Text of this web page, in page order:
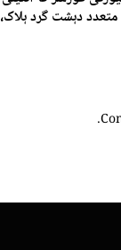
دہشت گرد ہلاک،